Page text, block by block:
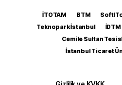
İTOTAM BTM
Teknopark İstanbul
Cemile Sultan
İstanbul Ticaret